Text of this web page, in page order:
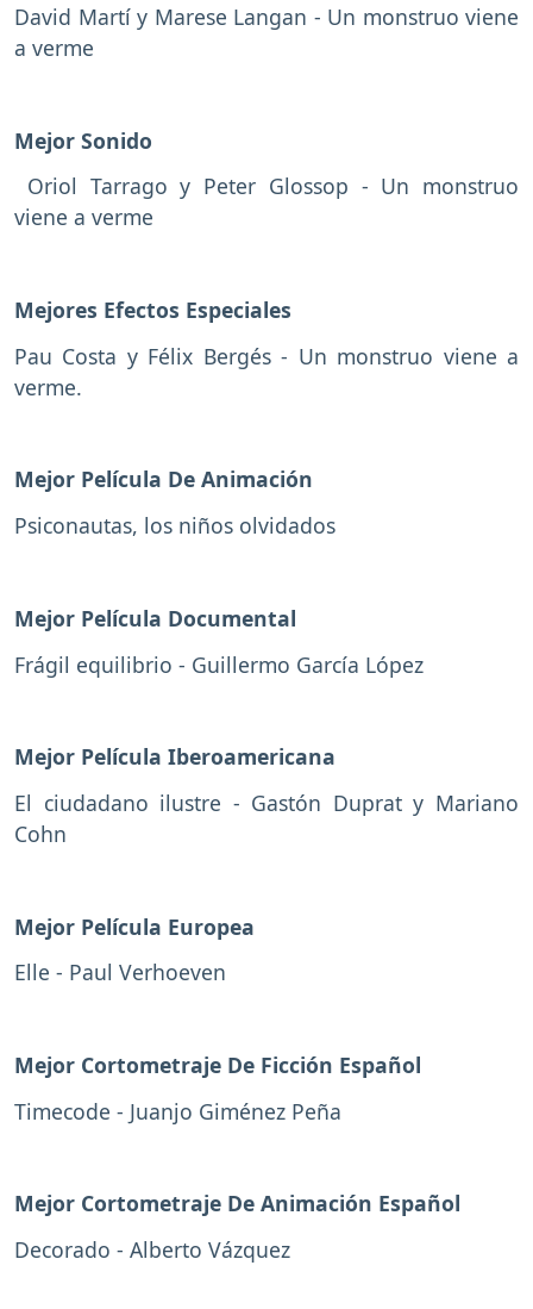
David Martí y Marese Langan - Un monstruo viene
a verme
Mejor Sonido
Oriol Tarrago y Peter Glossop - Un monstruo
viene a verme
Mejores Efectos Especiales
Pau Costa y Félix Bergés - Un monstruo viene a
verme.
Mejor Película De Animación
Psiconautas, los niños olvidados
Mejor Película Documental
Frágil equilibrio - Guillermo García López
Mejor Película Iberoamericana
El ciudadano ilustre - Gastón Duprat y Mariano
Cohn
Mejor Película Europea
Elle - Paul Verhoeven
Mejor Cortometraje De Ficción Español
Timecode - Juanjo Giménez Peña
Mejor Cortometraje De Animación Español
Decorado - Alberto Vázquez